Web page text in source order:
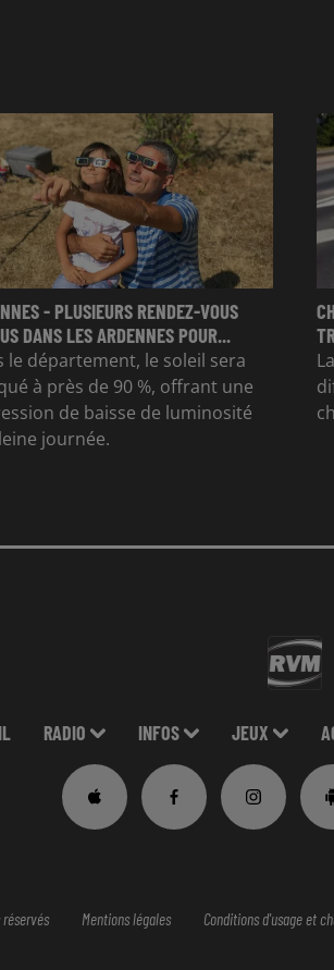
- PLUSIEURS RENDEZ-VOUS
DANS LES ARDENNES POUR...
le département, le soleil sera
à près de 90 %, offrant une
de baisse de luminosité
journée.
RADIO INFOS JEUX
réservés Mentions légales Conditions d'usage et